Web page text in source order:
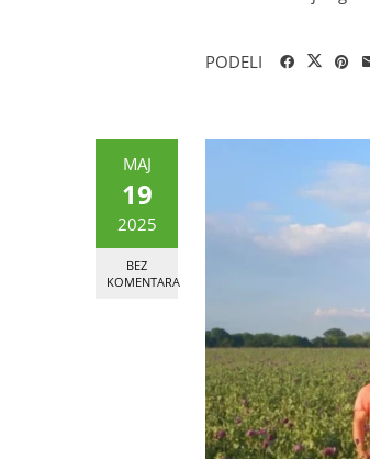
PODELI
MAJ
19
2025
BEZ
KOMENTARA